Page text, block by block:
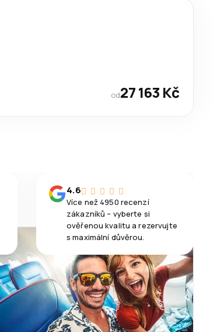
od27 163 Kč
4.6
Více než 4950 recenzí
zákazníků – vyberte si
ověřenou kvalitu a rezervujte
s maximální důvěrou.